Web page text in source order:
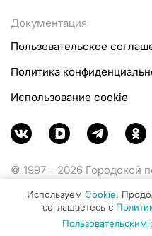
Документация
Пользовательское
Политика
Использование cookie
© 1997 – 2026 Городской
Министерства цифрового
коммуникаций
Используем Cookie.
соглашаетесь с